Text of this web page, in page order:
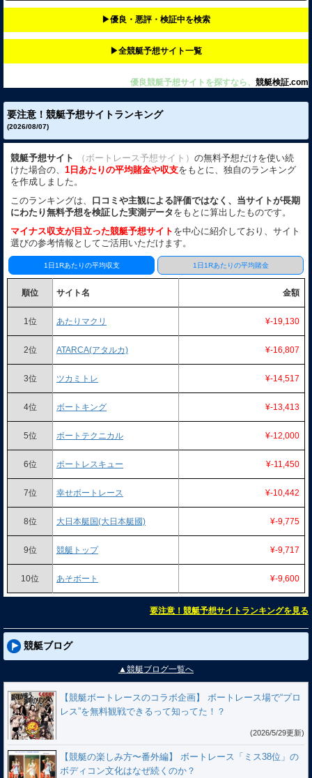
▶︎優良・悪評・検証中を検索
▶︎全競艇予想サイト一覧
優良競艇予想サイトを探すなら、 競艇検証.com
要注意！競艇予想サイトランキング
(2026/08/07)
競艇予想サイト （ボートレース予想サイト） の無料予想だけを使い続
けた場合の、 1日あたりの平均賭金や収支をもとに、独自のランキング
を作成しました。
このランキングは、 口コミや主観による評価ではなく、当サイトが長期
にわたり無料予想を検証した実測データをもとに算出したものです。
マイナス収支が目立った競艇予想サイト を中心に紹介しており、サイト
選びの参考情報としてご活用いただけます。
1日1Rあたりの平均収支 1日1Rあたりの平均賭金
順位 サイト名 金額
1位 あたりマクリ ¥-19,130
2位 ATARCA(アタルカ) ¥-16,807
3位 ツカミトレ ¥-14,517
4位 ボートキング ¥-13,413
5位 ボートテクニカル ¥-12,000
6位 ボートレスキュー ¥-11,450
7位 幸せボートレース ¥-10,442
8位 大日本艇国(大日本艇國) ¥-9,775
9位 競艇トップ ¥-9,717
10位 あそボート ¥-9,600
要注意！競艇予想サイトランキングを見る
競艇ブログ
▲競艇ブログ一覧へ
【競艇ボートレースのコラボ企画】 ボートレース場で“プロ
レス”を無料観戦できるって知ってた！？
(2026/5/29更新)
【競艇の楽しみ方〜番外編】 ボートレース「ミス38位」の
ボディコン文化はなぜ続くのか？